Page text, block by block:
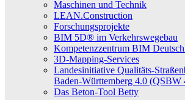
Maschinen und Technik
LEAN.Construction
Forschungsprojekte
BIM 5D® im Verkehrswegebau
Kompetenzzentrum BIM
3D-Mapping-Services
Landesinitiative Qualitäts-
Baden-Württemberg 4.0 (QSBW
Das Beton-Tool Betty